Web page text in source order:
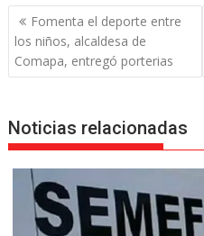
Navegación
de
entradas
Fomenta el deporte entre
los niños, alcaldesa de
Comapa, entregó porterias
Noticias relacionadas